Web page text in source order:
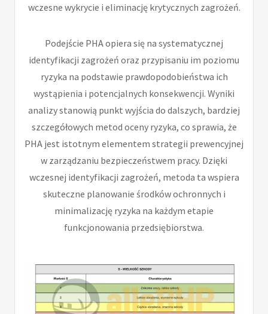
wczesne wykrycie i eliminację krytycznych zagrożeń.
Podejście PHA opiera się na systematycznej
identyfikacji zagrożeń oraz przypisaniu im poziomu
ryzyka na podstawie prawdopodobieństwa ich
wystąpienia i potencjalnych konsekwencji. Wyniki
analizy stanowią punkt wyjścia do dalszych, bardziej
szczegółowych metod oceny ryzyka, co sprawia, że
PHA jest istotnym elementem strategii prewencyjnej
w zarządzaniu bezpieczeństwem pracy. Dzięki
wczesnej identyfikacji zagrożeń, metoda ta wspiera
skuteczne planowanie środków ochronnych i
minimalizację ryzyka na każdym etapie
funkcjonowania przedsiębiorstwa.